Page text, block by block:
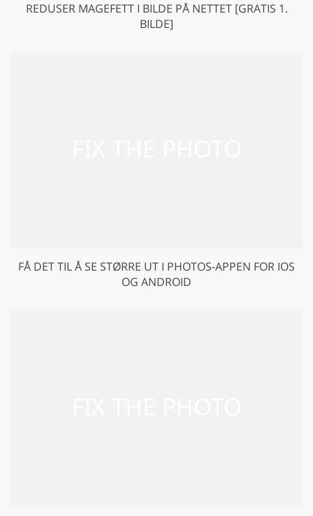
REDUSER MAGEFETT I BILDE PÅ NETTET [GRATIS 1.
BILDE]
FÅ DET TIL Å SE STØRRE UT I PHOTOS-APPEN FOR IOS
OG ANDROID